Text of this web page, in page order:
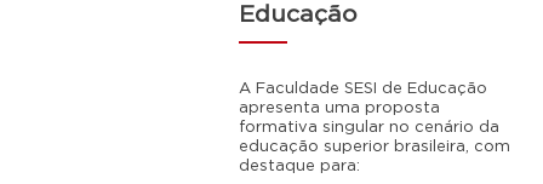
Educação
A Faculdade SESI de Educação
apresenta uma proposta
formativa singular no cenário da
educação superior brasileira, com
destaque para: